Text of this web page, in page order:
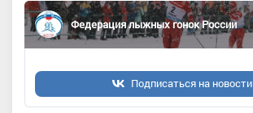
Федерация лыжных гонок России
Подписаться на новости